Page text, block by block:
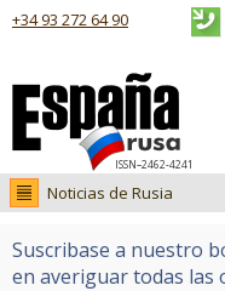
ISSN–2462-4241
+34 93 272 64 90
Noticias de Rusia
Noticias de Rusia
Fotos
Suscribase a nuestro
en averiguar todas las